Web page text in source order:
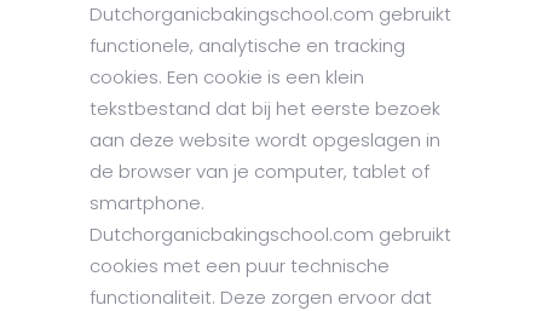
Dutchorganicbakingschool.com gebruikt
functionele, analytische en tracking
cookies. Een cookie is een klein
tekstbestand dat bij het eerste bezoek
aan deze website wordt opgeslagen in
de browser van je computer, tablet of
smartphone.
Dutchorganicbakingschool.com gebruikt
cookies met een puur technische
functionaliteit. Deze zorgen ervoor dat